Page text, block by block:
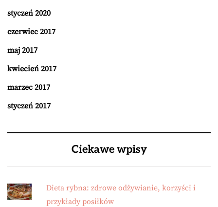
styczeń 2020
czerwiec 2017
maj 2017
kwiecień 2017
marzec 2017
styczeń 2017
Ciekawe wpisy
Dieta rybna: zdrowe odżywianie, korzyści i
przykłady posiłków